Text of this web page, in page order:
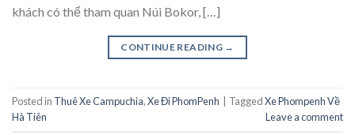
khách có thể tham quan Núi Bokor, […]
CONTINUE READING →
Posted in Thuê Xe Campuchia,Xe Đi PhomPenh TaggedXe Phompenh Về
Hà Tiên
Leave a comment